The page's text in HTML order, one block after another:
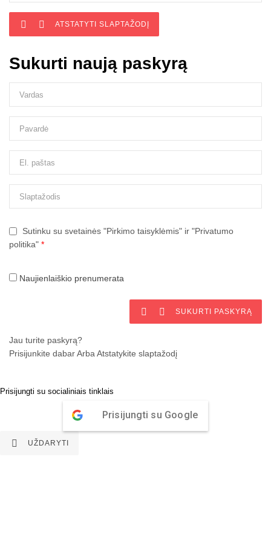
  ATSTATYTI SLAPTAŽODĮ
Sukurti naują paskyrą
Sutinku su svetainės "Pirkimo taisyklėmis" ir "Privatumo
politika" *
Naujienlaiškio prenumerata
  SUKURTI PASKYRĄ
Jau turite paskyrą?
Prisijunkite dabarArbaAtstatykite slaptažodį
Prisijungti su socialiniais tinklais
Prisijungti su Google
 UŽDARYTI